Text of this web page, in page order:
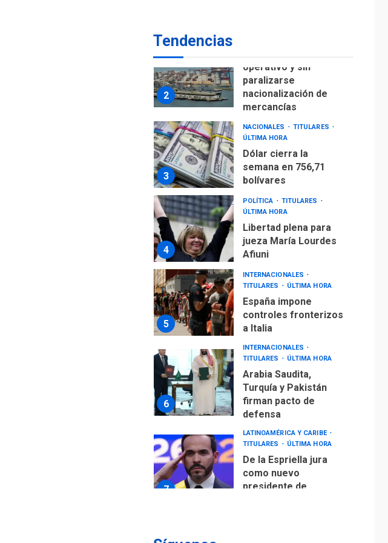
Tendencias
2
operativo y sin
paralizarse
nacionalización de
mercancías
3
NACIONALES
TITULARES
ÚLTIMA HORA
Dólar cierra la
semana en 756,71
bolívares
4
POLÍTICA
TITULARES
ÚLTIMA HORA
Libertad plena para
jueza María Lourdes
Afiuni
5
INTERNACIONALES
TITULARES
ÚLTIMA HORA
España impone
controles fronterizos
a Italia
6
INTERNACIONALES
TITULARES
ÚLTIMA HORA
Arabia Saudita,
Turquía y Pakistán
firman pacto de
defensa
7
LATINOAMÉRICA Y CARIBE
TITULARES
ÚLTIMA HORA
De la Espriella jura
como nuevo
presidente de